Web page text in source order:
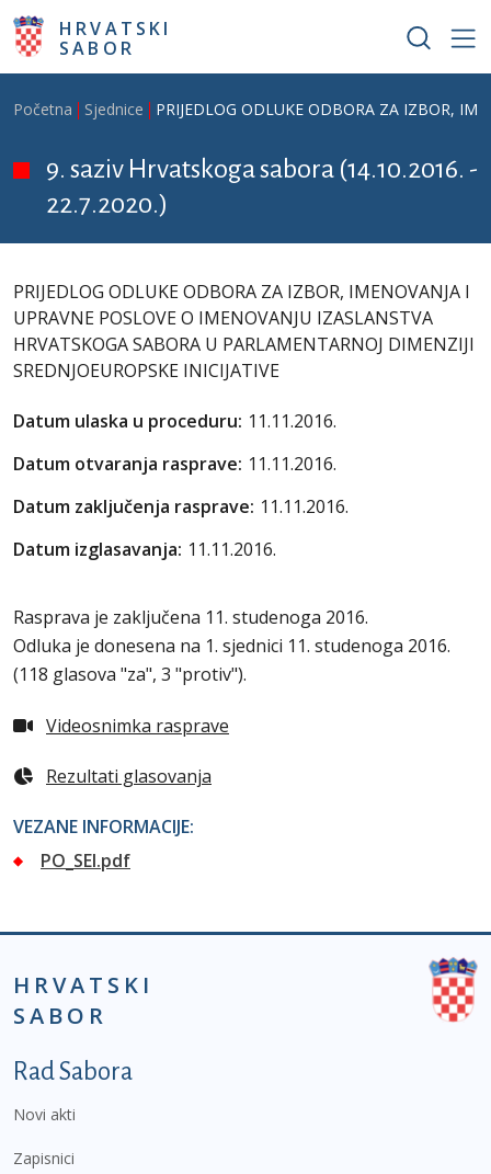
Skoči na glavni sadržaj
HRVATSKI
SABOR
Breadcrumb
Početna Sjednice PRIJEDLOG ODLUKE ODBORA ZA IZBOR,
9. saziv Hrvatskoga sabora (14.10.2016. -
22.7.2020.)
PRIJEDLOG ODLUKE ODBORA ZA IZBOR, IMENOVANJA I
UPRAVNE POSLOVE O IMENOVANJU IZASLANSTVA
HRVATSKOGA SABORA U PARLAMENTARNOJ DIMENZIJI
SREDNJOEUROPSKE INICIJATIVE
Datum ulaska u proceduru: 11.11.2016.
Datum otvaranja rasprave: 11.11.2016.
Datum zaključenja rasprave: 11.11.2016.
Datum izglasavanja: 11.11.2016.
Rasprava je zaključena 11. studenoga 2016.
Odluka je donesena na 1. sjednici 11. studenoga 2016.
(118 glasova "za", 3 "protiv").
Videosnimka rasprave
Rezultati glasovanja
VEZANE INFORMACIJE:
PO_SEI.pdf
HRVATSKI
SABOR
Podnožje prvi izbornik
Rad Sabora
Novi akti
Zapisnici